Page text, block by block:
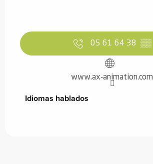
05 61 64 38 ▒▒
www.ax-animation.com
Idiomas hablados
Idiomas hablados